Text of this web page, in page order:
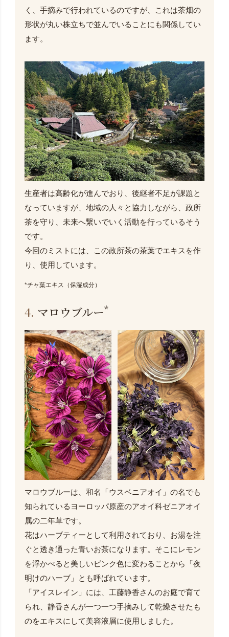
く、手摘みで行われているのですが、これは茶畑の
形状が丸い株立ちで並んでいることにも関係してい
ます。
生産者は高齢化が進んでおり、後継者不足が課題と
なっていますが、地域の人々と協力しながら、政所
茶を守り、未来へ繋いでいく活動を行っているそう
です。
今回のミストには、この政所茶の茶葉でエキスを作
り、使用しています。
*チャ葉エキス（保湿成分）
4. マロウブルー*
マロウブルーは、和名「ウスベニアオイ」の名でも
知られているヨーロッパ原産のアオイ科ゼニアオイ
属の二年草です。
花はハーブティーとして利用されており、お湯を注
ぐと透き通った青いお茶になります。そこにレモン
を浮かべると美しいピンク色に変わることから「夜
明けのハーブ」とも呼ばれています。
「アイスレイン」には、工藤静香さんのお庭で育て
られ、静香さんが一つ一つ手摘みして乾燥させたも
のをエキスにして美容液層に使用しました。